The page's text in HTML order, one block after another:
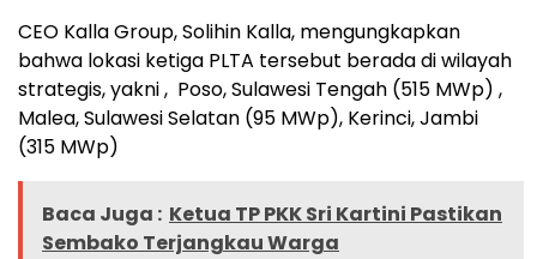
CEO Kalla Group, Solihin Kalla, mengungkapkan
bahwa lokasi ketiga PLTA tersebut berada di wilayah
strategis, yakni , Poso, Sulawesi Tengah (515 MWp) ,
Malea, Sulawesi Selatan (95 MWp), Kerinci, Jambi
(315 MWp)
Baca Juga : Ketua TP PKK Sri Kartini Pastikan
Sembako Terjangkau Warga